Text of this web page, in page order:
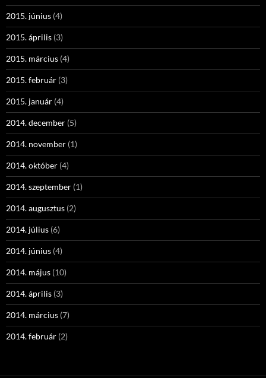
2015. június (4)
2015. április (3)
2015. március (4)
2015. február (3)
2015. január (4)
2014. december (5)
2014. november (1)
2014. október (4)
2014. szeptember (1)
2014. augusztus (2)
2014. július (6)
2014. június (4)
2014. május (10)
2014. április (3)
2014. március (7)
2014. február (2)